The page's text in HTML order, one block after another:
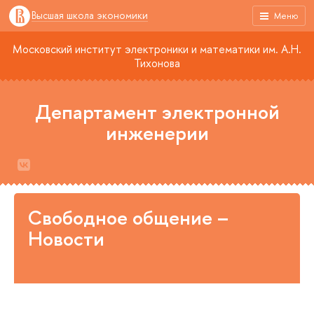
Меню
Высшая школа экономики
Московский институт электроники и математики им. А.Н.
Тихонова
Департамент электронной
инженерии
Свободное общение –
Новости